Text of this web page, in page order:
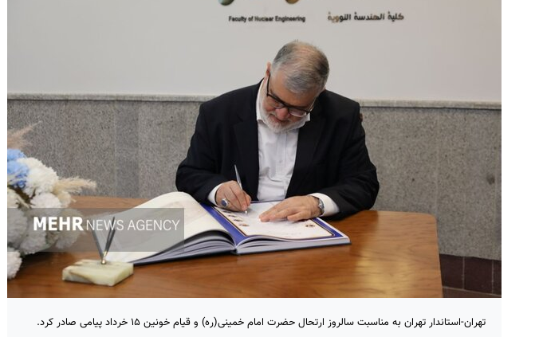
تهران-استاندار تهران به مناسبت سالروز ارتحال حضرت امام خمینی(ره) و قیام خونین ۱۵ خرداد پیامی صادر کرد.